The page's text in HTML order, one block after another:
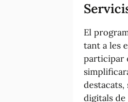
El
tant a les
participar
digitals de